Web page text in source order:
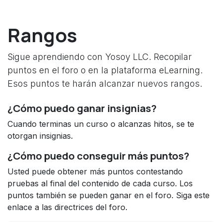
Rangos
Sigue aprendiendo con Yosoy LLC. Recopilar
puntos en el foro o en la plataforma eLearning.
Esos puntos te harán alcanzar nuevos rangos.
¿Cómo puedo ganar insignias?
Cuando terminas un curso o alcanzas hitos, se te
otorgan insignias.
¿Cómo puedo conseguir más puntos?
Usted puede obtener más puntos contestando
pruebas al final del contenido de cada curso. Los
puntos también se pueden ganar en el foro. Siga este
enlace a las directrices del foro.